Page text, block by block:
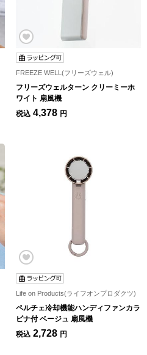
FREEZE WELL(フリーズウェル)
フリーズウェルターン クリーミーホ
ワイト 扇風機
税込 4,378 円
Life on Products(ライフオンプロダクツ)
ペルチェ冷却機能ハンディファンカラ
ビナ付 ベージュ 扇風機
税込 2,728 円